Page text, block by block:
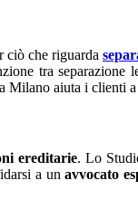
ciò che riguarda
tra
Milano aiuta i clienti
ereditarie. Lo
a unavvocato